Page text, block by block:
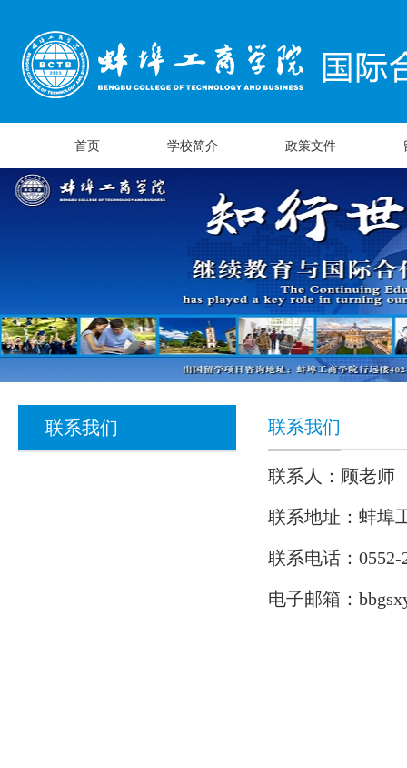
首页 学校简介 政策文件
联系我们 联系我们
联系人：顾老师
联系地址：蚌埠
联系电话：0552-
电子邮箱：